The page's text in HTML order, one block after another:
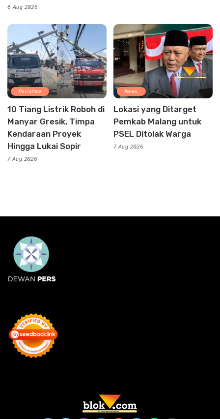
8 Aug 2026
Peristiwa
10 Tiang Listrik Roboh di
Manyar Gresik, Timpa
Kendaraan Proyek
Hingga Lukai Sopir
7 Aug 2026
News
Lokasi yang Ditarget
Pemkab Malang untuk
PSEL Ditolak Warga
7 Aug 2026